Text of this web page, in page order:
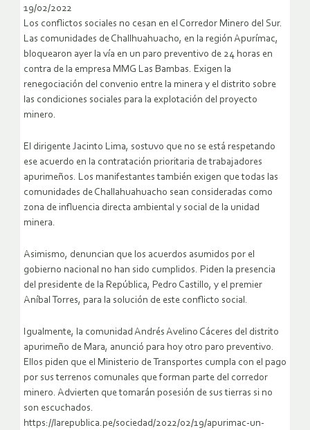
19/02/2022
Los conflictos sociales no cesan en el Corredor Minero del Sur.
Las comunidades de Challhuahuacho, en la región Apurímac,
bloquearon ayer la vía en un paro preventivo de 24 horas en
contra de la empresa MMG Las Bambas. Exigen la
renegociación del convenio entre la minera y el distrito sobre
las condiciones sociales para la explotación del proyecto
minero.
El dirigente Jacinto Lima, sostuvo que no se está respetando
ese acuerdo en la contratación prioritaria de trabajadores
apurimeños. Los manifestantes también exigen que todas las
comunidades de Challahuahuacho sean consideradas como
zona de influencia directa ambiental y social de la unidad
minera.
Asimismo, denuncian que los acuerdos asumidos por el
gobierno nacional no han sido cumplidos. Piden la presencia
del presidente de la República, Pedro Castillo, y el premier
Aníbal Torres, para la solución de este conflicto social.
Igualmente, la comunidad Andrés Avelino Cáceres del distrito
apurimeño de Mara, anunció para hoy otro paro preventivo.
Ellos piden que el Ministerio de Transportes cumpla con el pago
por sus terrenos comunales que forman parte del corredor
minero. Advierten que tomarán posesión de sus tierras si no
son escuchados.
https://larepublica.pe/sociedad/2022/02/19/apurimac-un-